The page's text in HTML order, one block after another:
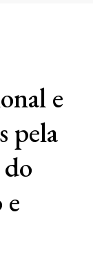
e
pela